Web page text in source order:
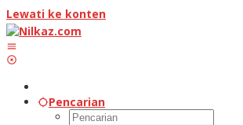
Lewati ke konten
Pencarian